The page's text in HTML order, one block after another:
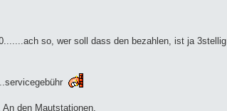
so, wer soll dass den bezahlen, ist ja 3stellig
An den Mautstationen.